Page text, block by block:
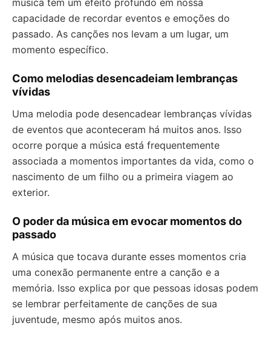
música tem um efeito profundo em nossa
capacidade de recordar eventos e emoções do
passado. As canções nos levam a um lugar, um
momento específico.
Como melodias desencadeiam lembranças
vívidas
Uma melodia pode desencadear lembranças vívidas
de eventos que aconteceram há muitos anos. Isso
ocorre porque a música está frequentemente
associada a momentos importantes da vida, como o
nascimento de um filho ou a primeira viagem ao
exterior.
O poder da música em evocar momentos do
passado
A música que tocava durante esses momentos cria
uma conexão permanente entre a canção e a
memória. Isso explica por que pessoas idosas podem
se lembrar perfeitamente de canções de sua
juventude, mesmo após muitos anos.